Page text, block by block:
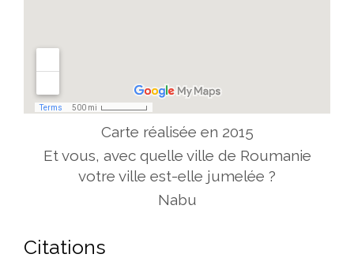
Carte réalisée en 2015
Et vous, avec quelle ville de Roumanie
votre ville est-elle jumelée ?
Nabu
Citations